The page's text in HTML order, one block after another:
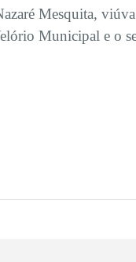
Mesquita,
Municipal e o